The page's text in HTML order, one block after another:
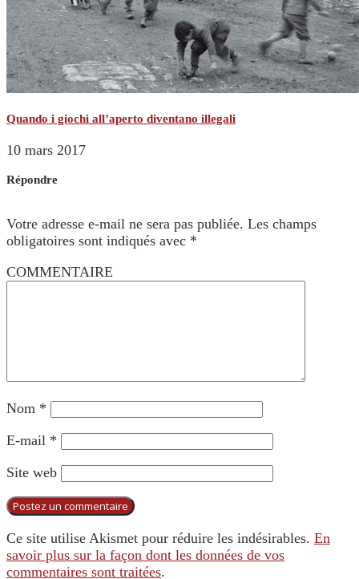
Quando i giochi all’aperto diventano illegali
10 mars 2017
Répondre
Votre adresse e-mail ne sera pas publiée. Les champs
obligatoires sont indiqués avec *
COMMENTAIRE
Nom *
E-mail *
Site web
Ce site utilise Akismet pour réduire les indésirables. En
savoir plus sur la façon dont les données de vos
commentaires sont traitées.